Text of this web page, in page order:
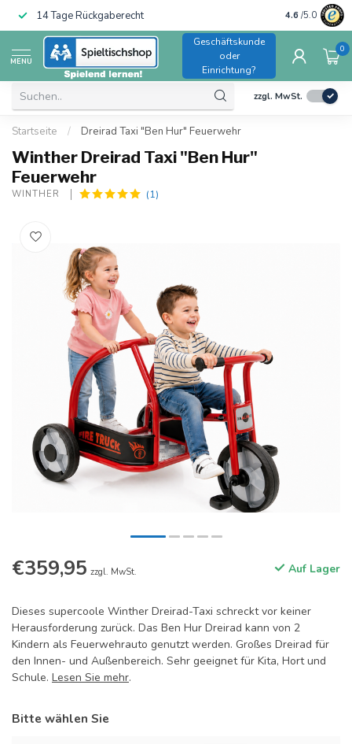
14 Tage Rückgaberecht Trusted
4.6 /5.0
MENU
Geschäftskunde
oder
Einrichtung?
0
zzgl. MwSt.
Startseite / Dreirad Taxi "Ben Hur" Feuerwehr
Winther Dreirad Taxi "Ben Hur"
Feuerwehr
WINTHER (1)
€359,95 zzgl. MwSt. Auf Lager
Dieses supercoole Winther Dreirad-Taxi schreckt vor keiner
Herausforderung zurück. Das Ben Hur Dreirad kann von 2
Kindern als Feuerwehrauto genutzt werden. Großes Dreirad für
den Innen- und Außenbereich. Sehr geeignet für Kita, Hort und
Schule. Lesen Sie mehr.
Bitte wählen Sie